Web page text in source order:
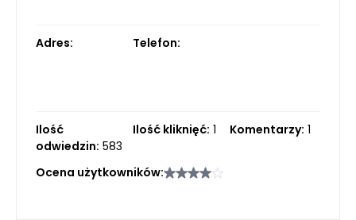
Adres: Telefon:
Ilość
odwiedzin: 583
Ilość kliknięć: 1 Komentarzy: 1
Ocena użytkowników: